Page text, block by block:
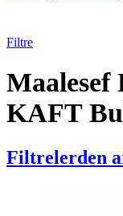
Filtre
Maalesef
KAFT
Filtrelerden